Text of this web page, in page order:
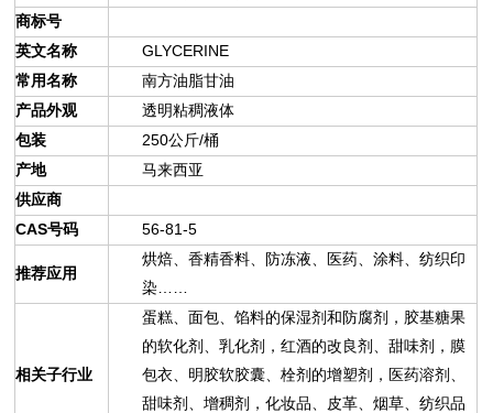
商标号
英文名称
GLYCERINE
常用名称
南方油脂甘油
产品外观
透明粘稠液体
包装
250公斤/桶
产地
马来西亚
供应商
CAS号码
56-81-5
推荐应用
烘焙、香精香料、防冻液、医药、涂料、纺织印
染……
相关子行业
蛋糕、面包、馅料的保湿剂和防腐剂，胶基糖果
的软化剂、乳化剂，红酒的改良剂、甜味剂，膜
包衣、明胶软胶囊、栓剂的增塑剂，医药溶剂、
甜味剂、增稠剂，化妆品、皮革、烟草、纺织品